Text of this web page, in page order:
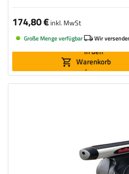
174,80 €inkl. MwSt
Große Menge verfügbar Wir
In den
Warenkorb
legen